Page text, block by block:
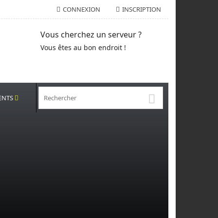
CONNEXION INSCRIPTION
Vous cherchez un serveur ?
Vous êtes au bon endroit !